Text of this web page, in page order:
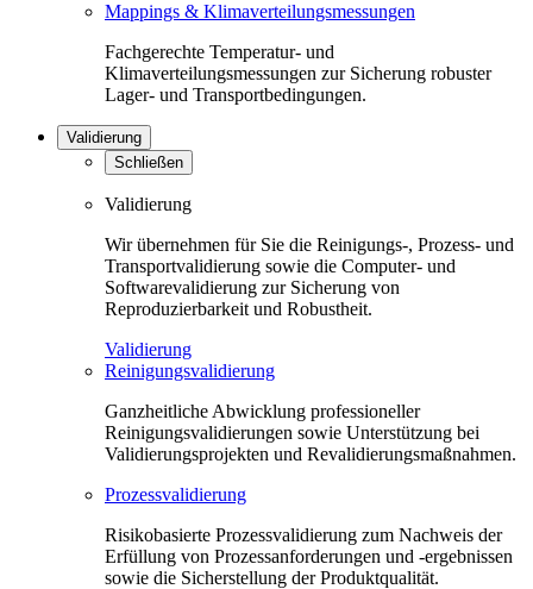
Mappings & Klimaverteilungsmessungen
Fachgerechte Temperatur- und
Klimaverteilungsmessungen zur Sicherung robuster
Lager- und Transportbedingungen.
Validierung
Schließen
Validierung
Wir übernehmen für Sie die Reinigungs-, Prozess- und
Transportvalidierung sowie die Computer- und
Softwarevalidierung zur Sicherung von
Reproduzierbarkeit und Robustheit.
Validierung
Reinigungsvalidierung
Ganzheitliche Abwicklung professioneller
Reinigungsvalidierungen sowie Unterstützung bei
Validierungsprojekten und Revalidierungsmaßnahmen.
Prozessvalidierung
Risikobasierte Prozessvalidierung zum Nachweis der
Erfüllung von Prozessanforderungen und -ergebnissen
sowie die Sicherstellung der Produktqualität.